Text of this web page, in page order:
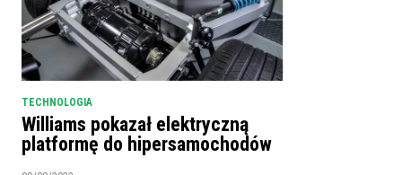
TECHNOLOGIA
Williams pokazał elektryczną
platformę do hipersamochodów